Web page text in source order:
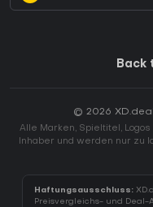
Back
© 2026
Alle Marken, Spieltitel,
Inhaber und werden nur zu
Haftungsausschluss:
Preisvergleichs- und